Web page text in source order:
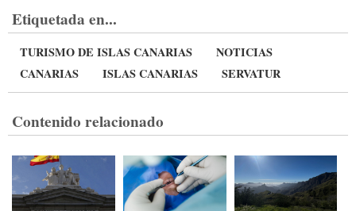
Etiquetada en...
TURISMO DE ISLAS CANARIAS
NOTICIAS
CANARIAS
ISLAS CANARIAS SERVATUR
Contenido relacionado